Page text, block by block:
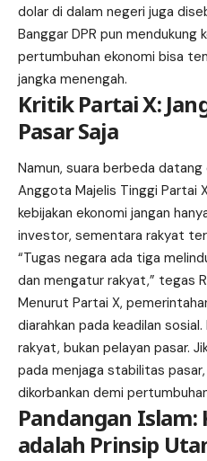
dolar di dalam negeri juga
Banggar DPR pun mendukung
pertumbuhan ekonomi bisa
jangka menengah.
Kritik Partai X:
Pasar Saja
Namun, suara berbeda
Anggota Majelis Tinggi Partai
kebijakan ekonomi jangan
investor, sementara rakyat
“Tugas negara ada tiga
dan mengatur rakyat,” tegas
Menurut Partai X,
diarahkan pada keadilan
rakyat, bukan pelayan pasar.
pada menjaga stabilitas
dikorbankan demi
Pandangan Islam:
adalah Prinsip